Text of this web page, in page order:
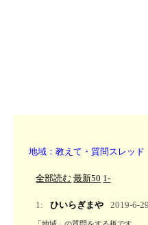
地域：教えて・質問スレッド
全部読む 最新50 1-
1: ひいらぎまや 2019-6-